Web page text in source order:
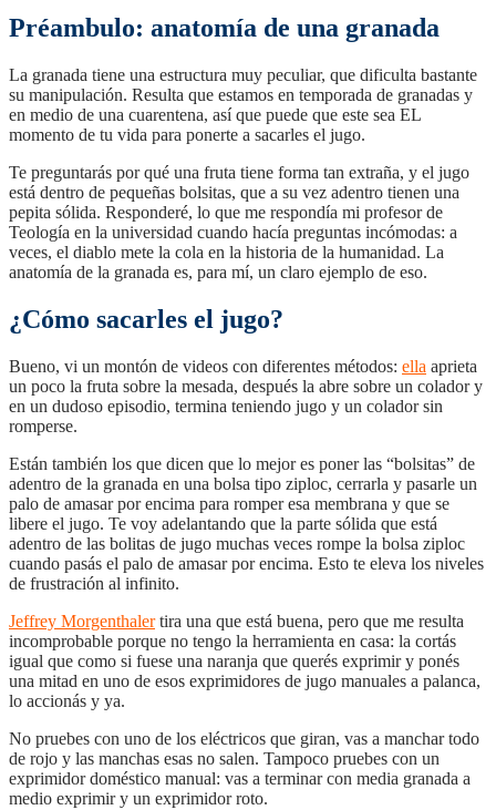
Préambulo: anatomía de una granada
La granada tiene una estructura muy peculiar, que dificulta bastante
su manipulación. Resulta que estamos en temporada de granadas y
en medio de una cuarentena, así que puede que este sea EL
momento de tu vida para ponerte a sacarles el jugo.
Te preguntarás por qué una fruta tiene forma tan extraña, y el jugo
está dentro de pequeñas bolsitas, que a su vez adentro tienen una
pepita sólida. Responderé, lo que me respondía mi profesor de
Teología en la universidad cuando hacía preguntas incómodas: a
veces, el diablo mete la cola en la historia de la humanidad. La
anatomía de la granada es, para mí, un claro ejemplo de eso.
¿Cómo sacarles el jugo?
Bueno, vi un montón de videos con diferentes métodos: ella aprieta
un poco la fruta sobre la mesada, después la abre sobre un colador y
en un dudoso episodio, termina teniendo jugo y un colador sin
romperse.
Están también los que dicen que lo mejor es poner las “bolsitas” de
adentro de la granada en una bolsa tipo ziploc, cerrarla y pasarle un
palo de amasar por encima para romper esa membrana y que se
libere el jugo. Te voy adelantando que la parte sólida que está
adentro de las bolitas de jugo muchas veces rompe la bolsa ziploc
cuando pasás el palo de amasar por encima. Esto te eleva los niveles
de frustración al infinito.
Jeffrey Morgenthalertira una que está buena, pero que me resulta
incomprobable porque no tengo la herramienta en casa: la cortás
igual que como si fuese una naranja que querés exprimir y ponés
una mitad en uno de esos exprimidores de jugo manuales a palanca,
lo accionás y ya.
No pruebes con uno de los eléctricos que giran, vas a manchar todo
de rojo y las manchas esas no salen. Tampoco pruebes con un
exprimidor doméstico manual: vas a terminar con media granada a
medio exprimir y un exprimidor roto.